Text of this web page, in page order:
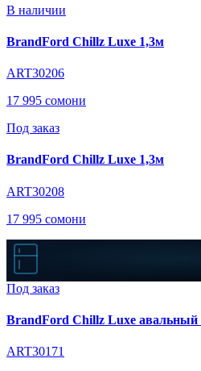
В наличии
BrandFord Chillz Luxe 1,3м
ART30206
17 995 сомони
Под заказ
BrandFord Chillz Luxe 1,3м
ART30208
17 995 сомони
Под заказ
BrandFord Chillz Luxe авальный
ART30171